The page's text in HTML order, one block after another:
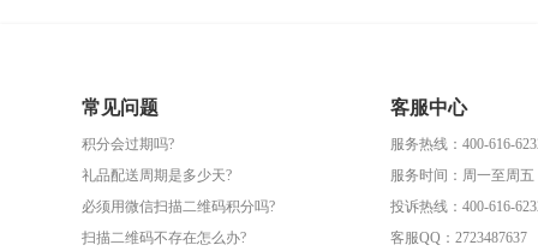
常见问题
积分会过期吗?
礼品配送周期是多少天?
必须用微信扫描二维码积分吗?
扫描二维码不存在怎么办?
客服中心
服务热线：400-616-
服务时间：周一至周五
投诉热线：400-616-
客服QQ：2723487637